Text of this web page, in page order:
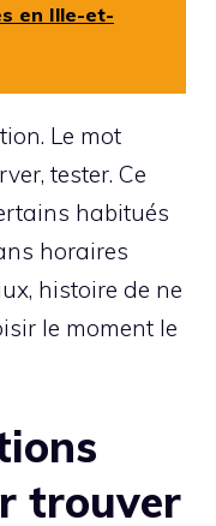
en Ille-et-
Le mot
tester. Ce
habitués
horaires
histoire de ne
le moment le
trouver